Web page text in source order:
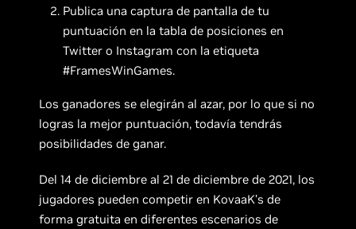
Publica una captura de pantalla de tu
puntuación en la tabla de posiciones en
Twitter o Instagram con la etiqueta
#FramesWinGames.
Los ganadores se elegirán al azar, por lo que si no
logras la mejor puntuación, todavía tendrás
posibilidades de ganar.
Del 14 de diciembre al 21 de diciembre de 2021, los
jugadores pueden competir en KovaaK’s de
forma gratuita en diferentes escenarios de